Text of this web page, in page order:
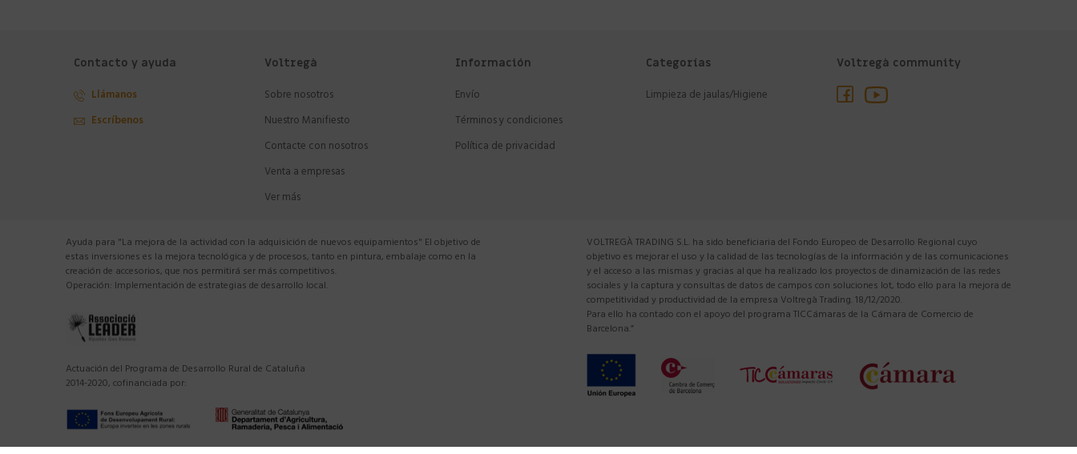
Contacto y ayuda
Llámanos
Escríbenos
Voltregà
Sobre nosotros
Nuestro Manifiesto
Contacte con nosotros
Venta a empresas
Ver más
Información
Envío
Términos y condiciones
Política de privacidad
Categorías
Limpieza de jaulas/Higiene
Voltregà community
Ayuda para "La mejora de la actividad con la adquisición de nuevos equipamientos" El objetivo de
estas inversiones es la mejora tecnológica y de procesos, tanto en pintura, embalaje como en la
creación de accesorios, que nos permitirá ser más competitivos.
Operación: Implementación de estrategias de desarrollo local.
Actuación del Programa de Desarrollo Rural de Cataluña
2014-2020, cofinanciada por:
VOLTREGÀ TRADING S.L. ha sido beneficiaria del Fondo Europeo de Desarrollo Regional cuyo
objetivo es mejorar el uso y la calidad de las tecnologías de la información y de las comunicaciones
y el acceso a las mismas y gracias al que ha realizado los proyectos de dinamización de las redes
sociales y la captura y consultas de datos de campos con soluciones Iot, todo ello para la mejora de
competitividad y productividad de la empresa Voltregà Trading. 18/12/2020.
Para ello ha contado con el apoyo del programa TICCámaras de la Cámara de Comercio de
Barcelona.”